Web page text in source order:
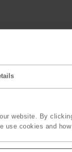
website. By
use cookies and